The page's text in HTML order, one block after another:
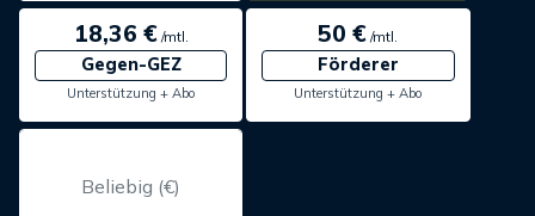
18,36 €/mtl.
Gegen-GEZ
Unterstützung + Abo
50 € /mtl.
Förderer
Unterstützung + Abo